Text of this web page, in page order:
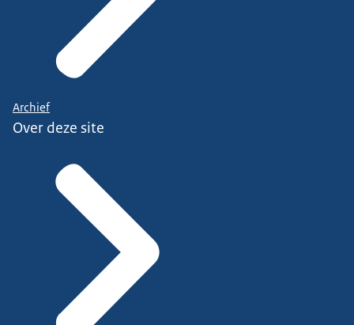
Archief
Over deze site